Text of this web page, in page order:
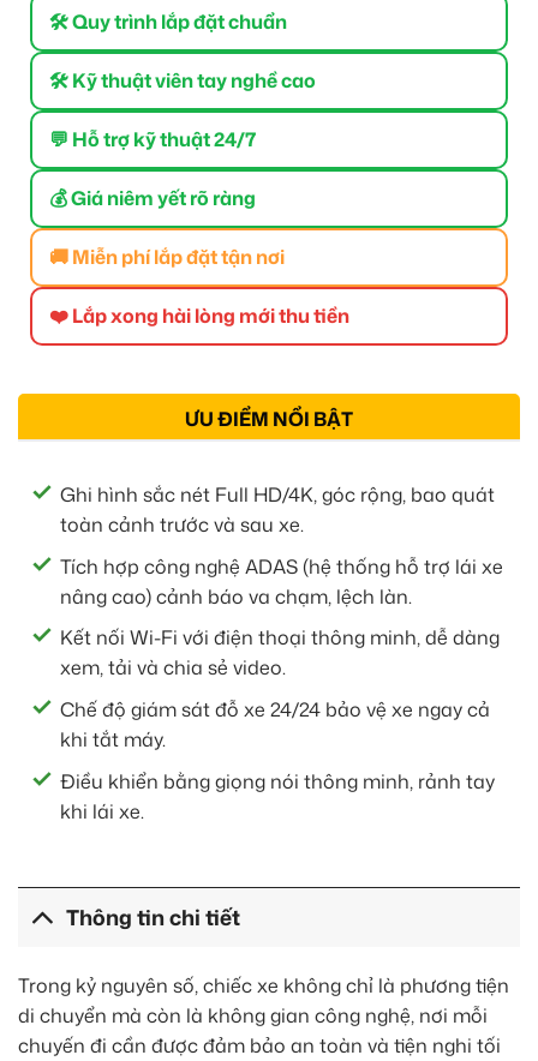
🛠 Quy trình lắp đặt chuẩn
🛠 Kỹ thuật viên tay nghề cao
💬 Hỗ trợ kỹ thuật 24/7
💰 Giá niêm yết rõ ràng
🚚 Miễn phí lắp đặt tận nơi
❤️ Lắp xong hài lòng mới thu tiền
ƯU ĐIỂM NỔI BẬT
Ghi hình sắc nét Full HD/4K, góc rộng, bao quát
toàn cảnh trước và sau xe.
Tích hợp công nghệ ADAS (hệ thống hỗ trợ lái xe
nâng cao) cảnh báo va chạm, lệch làn.
Kết nối Wi-Fi với điện thoại thông minh, dễ dàng
xem, tải và chia sẻ video.
Chế độ giám sát đỗ xe 24/24 bảo vệ xe ngay cả
khi tắt máy.
Điều khiển bằng giọng nói thông minh, rảnh tay
khi lái xe.
Thông tin chi tiết
Trong kỷ nguyên số, chiếc xe không chỉ là phương tiện
di chuyển mà còn là không gian công nghệ, nơi mỗi
chuyến đi cần được đảm bảo an toàn và tiện nghi tối